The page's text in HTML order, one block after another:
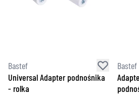
Bastef
Universal Adapter podnośnika
- rolka
Bastef